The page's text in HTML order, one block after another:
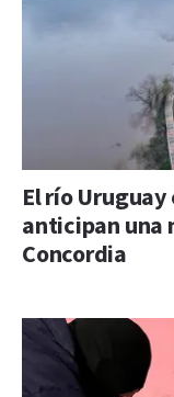
El río
anticipan una
Concordia